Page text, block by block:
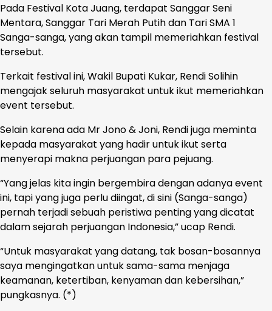
Pada Festival Kota Juang, terdapat Sanggar Seni
Mentara, Sanggar Tari Merah Putih dan Tari SMA 1
Sanga-sanga, yang akan tampil memeriahkan festival
tersebut.
Terkait festival ini, Wakil Bupati Kukar, Rendi Solihin
mengajak seluruh masyarakat untuk ikut memeriahkan
event tersebut.
Selain karena ada Mr Jono & Joni, Rendi juga meminta
kepada masyarakat yang hadir untuk ikut serta
menyerapi makna perjuangan para pejuang.
“Yang jelas kita ingin bergembira dengan adanya event
ini, tapi yang juga perlu diingat, di sini (Sanga-sanga)
pernah terjadi sebuah peristiwa penting yang dicatat
dalam sejarah perjuangan Indonesia,” ucap Rendi.
“Untuk masyarakat yang datang, tak bosan-bosannya
saya mengingatkan untuk sama-sama menjaga
keamanan, ketertiban, kenyaman dan kebersihan,”
pungkasnya. (*)